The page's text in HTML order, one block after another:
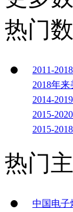
热门
2011-
2018年
2014-
2015-
2015-
热门
中国电子